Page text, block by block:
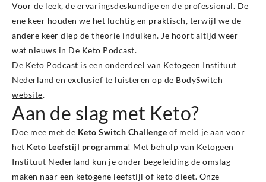
Voor de leek, de ervaringsdeskundige en de professional. De
ene keer houden we het luchtig en praktisch, terwijl we de
andere keer diep de theorie induiken. Je hoort altijd weer
wat nieuws in De Keto Podcast.
De Keto Podcast is een onderdeel van Ketogeen Instituut
Nederland en exclusief te luisteren op de BodySwitch
website.
Aan de slag met Keto?
Doe mee met de Keto Switch Challenge of meld je aan voor
het Keto Leefstijl programma! Met behulp van Ketogeen
Instituut Nederland kun je onder begeleiding de omslag
maken naar een ketogene leefstijl of keto dieet. Onze